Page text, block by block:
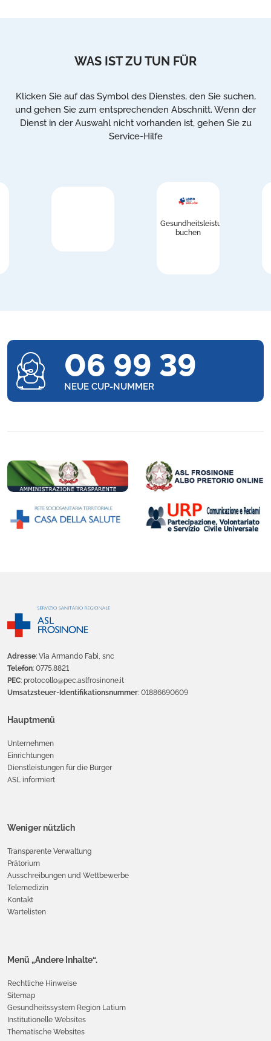
WAS IST ZU TUN FÜR
Klicken Sie auf das Symbol des Dienstes, den Sie suchen,
und gehen Sie zum entsprechenden Abschnitt. Wenn der
Dienst in der Auswahl nicht vorhanden ist, gehen Sie zu
Service-Hilfe
Gesundheitsleistungen
buchen
06 99 39
NEUE CUP-NUMMER
Adresse: Via Armando Fabi, snc
Telefon: 0775.8821
PEC: protocollo@pec.aslfrosinone.it
Umsatzsteuer-Identifikationsnummer: 01886690609
Hauptmenü
Unternehmen
Einrichtungen
Dienstleistungen für die Bürger
ASL informiert
Weniger nützlich
Transparente Verwaltung
Prätorium
Ausschreibungen und Wettbewerbe
Telemedizin
Kontakt
Wartelisten
Menü „Andere Inhalte“.
Rechtliche Hinweise
Sitemap
Gesundheitssystem Region Latium
Institutionelle Websites
Thematische Websites